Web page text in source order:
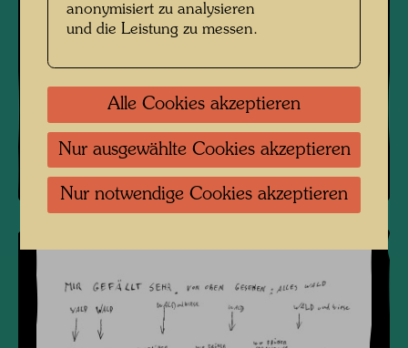
anonymisiert zu analysieren
und die Leistung zu messen.
Alle Cookies akzeptieren
Nur ausgewählte Cookies akzeptieren
Nur notwendige Cookies akzeptieren